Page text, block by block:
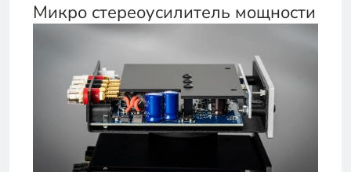
Микро стереоусилитель мощности